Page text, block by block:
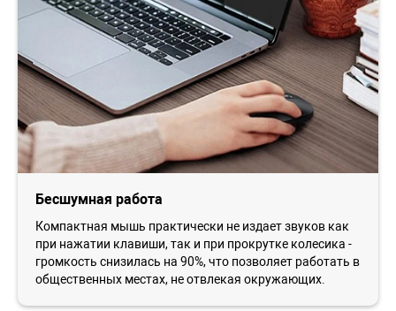
Бесшумная работа
Компактная мышь практически не издает звуков как
при нажатии клавиши, так и при прокрутке колесика -
громкость снизилась на 90%, что позволяет работать в
общественных местах, не отвлекая окружающих.